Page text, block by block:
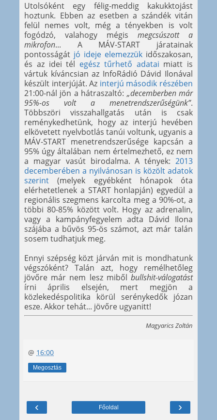
Utolsóként egy félig-meddig kakukktojást
hoztunk. Ebben az esetben a szándék vitán
felül nemes volt, még a tényekben is volt
fogódzó, valahogy mégis megcsúszott a
mikrofon... A MÁV-START járatainak
pontosságát jó ideje elemezzük időszakosan,
és az idei tél egész tűrhető adatai miatt is
vártuk kíváncsian az InfoRádió Dávid Ilonával
készült interjúját. Az interjú második részében
21:00-nál jön a hátraszaltó:„decemberben már
95%-os volt a menetrendszerűségünk”.
Többszöri visszahallgatás után is csak
reménykedhetünk, hogy az interjú hevében
elkövetett nyelvbotlás tanúi voltunk, ugyanis a
MÁV-START menetrendszerűsége kapcsán a
95% úgy általában nem értelmezhető, ez nem
a magyar vasút birodalma. A tények: 2013
decemberében a nyilvánosan is közölt adatok
szerint (melyek egyébként hónapok óta
elérhetetlenek a START honlapján) egyedül a
regionális szegmens karcolta meg a 90%-ot, a
többi 80-85% között volt. Hogy az adrenalin,
vagy a kampányfegyelem adta Dávid Ilona
szájába a bűvös 95-ös számot, azt már talán
sosem tudhatjuk meg.
Ennyi szépség közt járván mit is mondhatunk
végszóként? Talán azt, hogy remélhetőleg
jövőre már nem lesz miből bullshit-válogatást
írni április elsején, mert megjön a
közlekedéspolitika körül serénykedők józan
esze. Akkor tehát... jövőre ugyanitt!
Magyarics Zoltán
@ 16:00
Megosztás
‹ ›
Főoldal